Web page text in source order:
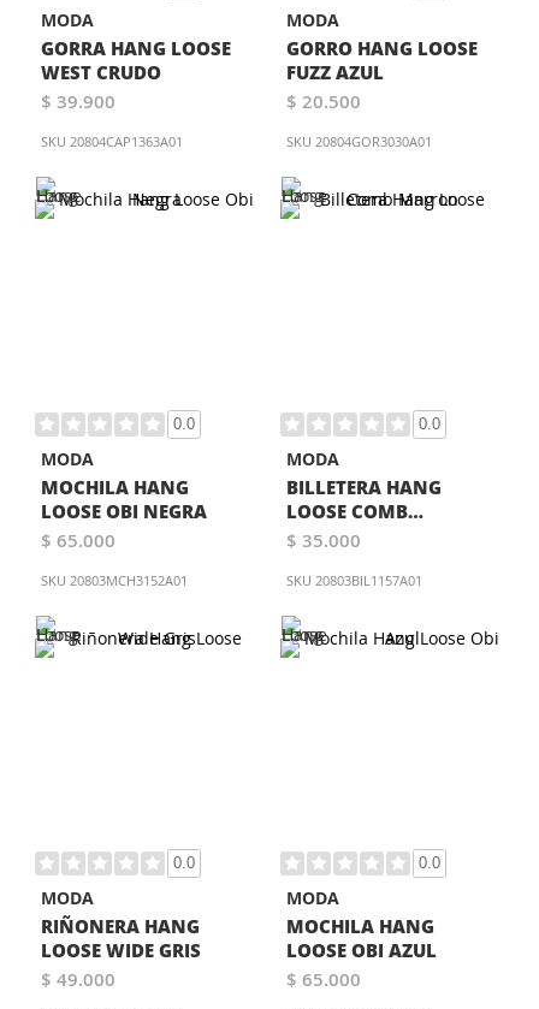
MODA
GORRA HANG LOOSE
WEST CRUDO
$ 39.900
SKU 20804CAP1363A01
MODA
GORRO HANG LOOSE
FUZZ AZUL
$ 20.500
SKU 20804GOR3030A01
0.0
MODA
MOCHILA HANG
LOOSE OBI NEGRA
$ 65.000
SKU 20803MCH3152A01
0.0
MODA
BILLETERA HANG
LOOSE COMB
MARRON
$ 35.000
SKU 20803BIL1157A01
0.0
MODA
RIÑONERA HANG
LOOSE WIDE GRIS
$ 49.000
0.0
MODA
MOCHILA HANG
LOOSE OBI AZUL
$ 65.000